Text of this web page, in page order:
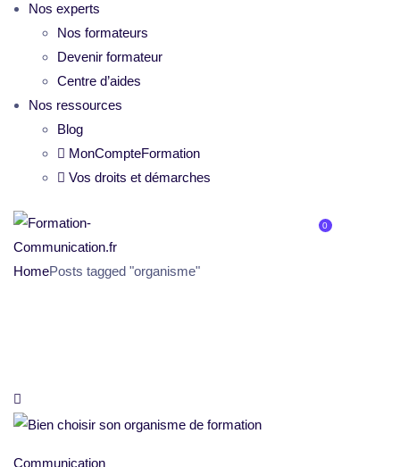
Nos experts
Nos formateurs
Devenir formateur
Centre d’aides
Nos ressources
Blog
MonCompteFormation
Vos droits et démarches
0
HomePosts tagged "organisme"
Communication